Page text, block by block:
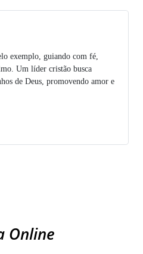
exemplo, guiando com fé,
Um líder cristão busca
de Deus, promovendo amor e
Online